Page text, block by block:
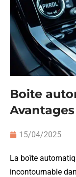
Boite
15/04/2025
La boîte
incontournable